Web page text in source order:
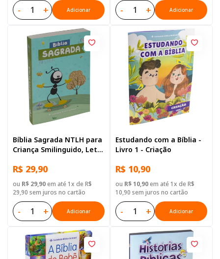
- + Adicionar - + Adicionar
Bíblia Sagrada NTLH para
Criança Smilinguido, Letra
Brochura Ilustrada: Cinza
R$ 29,90
ou R$ 29,90em até 1x de R$
29,90 sem juros no cartão
- + Adicionar
Estudando com a Bíblia -
Livro 1 - Criação
R$ 10,90
ou R$ 10,90em até 1x de R$
10,90 sem juros no cartão
- + Adicionar